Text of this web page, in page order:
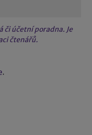
či účetní poradna. Je
čtenářů.
.